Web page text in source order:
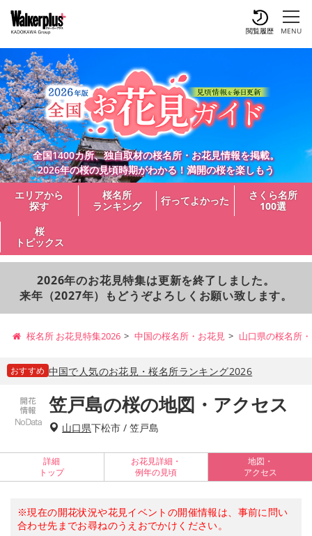
MENU
閲覧履歴
全国1400カ所、独自取材の桜名所・お花見情報を掲載。
2026年の桜の見頃時期がわかる！満開の桜を楽しもう
エリアから
探す
桜名所
ランキング
行ってよかった
さくら名所
100選
桜
トピックス
2026年のお花見特集は更新を終了しました。
来年（2027年）もどうぞよろしくお願い致します。
桜名所 お花見特集2026 中国の桜名所・お花見 山口県の桜名所
おすすめ 中国で人気のお花見・桜名所ランキング2026
笠戸島の桜の地図・アクセス
山口県下松市 / 笠戸島
詳細
トップ
お花見詳細・
例年の見頃
地図・
アクセス
※現在の開花状況や花見イベントの開催情報は、事前に問い
合わせ先までお尋ねのうえおでかけください。